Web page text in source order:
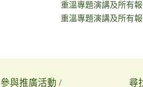
重溫專題演講及所有
重溫專題演講及所有
參與推廣活動 / 尋